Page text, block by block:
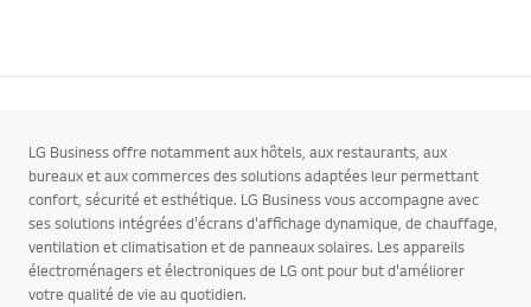
LG Business offre notamment aux hôtels, aux restaurants, aux
bureaux et aux commerces des solutions adaptées leur permettant
confort, sécurité et esthétique. LG Business vous accompagne avec
ses solutions intégrées d'écrans d'affichage dynamique, de chauffage,
ventilation et climatisation et de panneaux solaires. Les appareils
électroménagers et électroniques de LG ont pour but d'améliorer
votre qualité de vie au quotidien.